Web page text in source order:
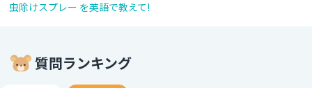
虫除けスプレー を英語で教えて!
質問ランキング